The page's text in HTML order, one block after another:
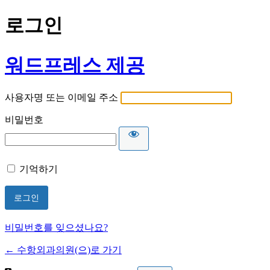
로그인
워드프레스 제공
사용자명 또는 이메일 주소
비밀번호
기억하기
비밀번호를 잊으셨나요?
← 수항외과의원(으)로 가기